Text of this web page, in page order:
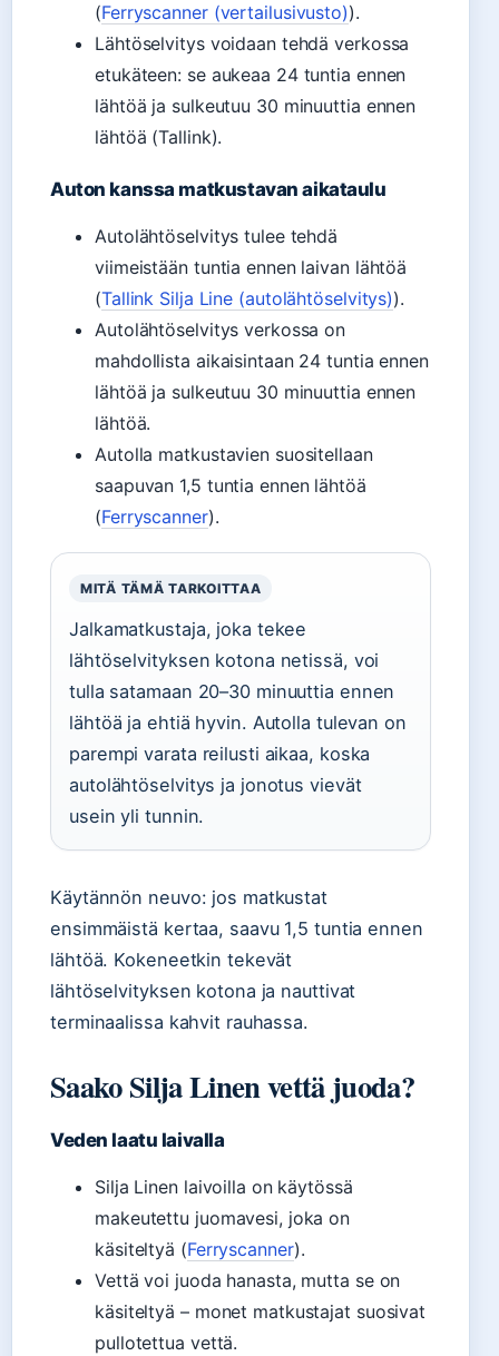
(Ferryscanner (vertailusivusto)).
Lähtöselvitys voidaan tehdä verkossa
etukäteen: se aukeaa 24 tuntia ennen
lähtöä ja sulkeutuu 30 minuuttia ennen
lähtöä (Tallink).
Auton kanssa matkustavan aikataulu
Autolähtöselvitys tulee tehdä
viimeistään tuntia ennen laivan lähtöä
(Tallink Silja Line (autolähtöselvitys)).
Autolähtöselvitys verkossa on
mahdollista aikaisintaan 24 tuntia ennen
lähtöä ja sulkeutuu 30 minuuttia ennen
lähtöä.
Autolla matkustavien suositellaan
saapuvan 1,5 tuntia ennen lähtöä
(Ferryscanner).
MITÄ TÄMÄ TARKOITTAA
Jalkamatkustaja, joka tekee
lähtöselvityksen kotona netissä, voi
tulla satamaan 20–30 minuuttia ennen
lähtöä ja ehtiä hyvin. Autolla tulevan on
parempi varata reilusti aikaa, koska
autolähtöselvitys ja jonotus vievät
usein yli tunnin.
Käytännön neuvo: jos matkustat
ensimmäistä kertaa, saavu 1,5 tuntia ennen
lähtöä. Kokeneetkin tekevät
lähtöselvityksen kotona ja nauttivat
terminaalissa kahvit rauhassa.
Saako Silja Linen vettä juoda?
Veden laatu laivalla
Silja Linen laivoilla on käytössä
makeutettu juomavesi, joka on
käsiteltyä (Ferryscanner).
Vettä voi juoda hanasta, mutta se on
käsiteltyä – monet matkustajat suosivat
pullotettua vettä.